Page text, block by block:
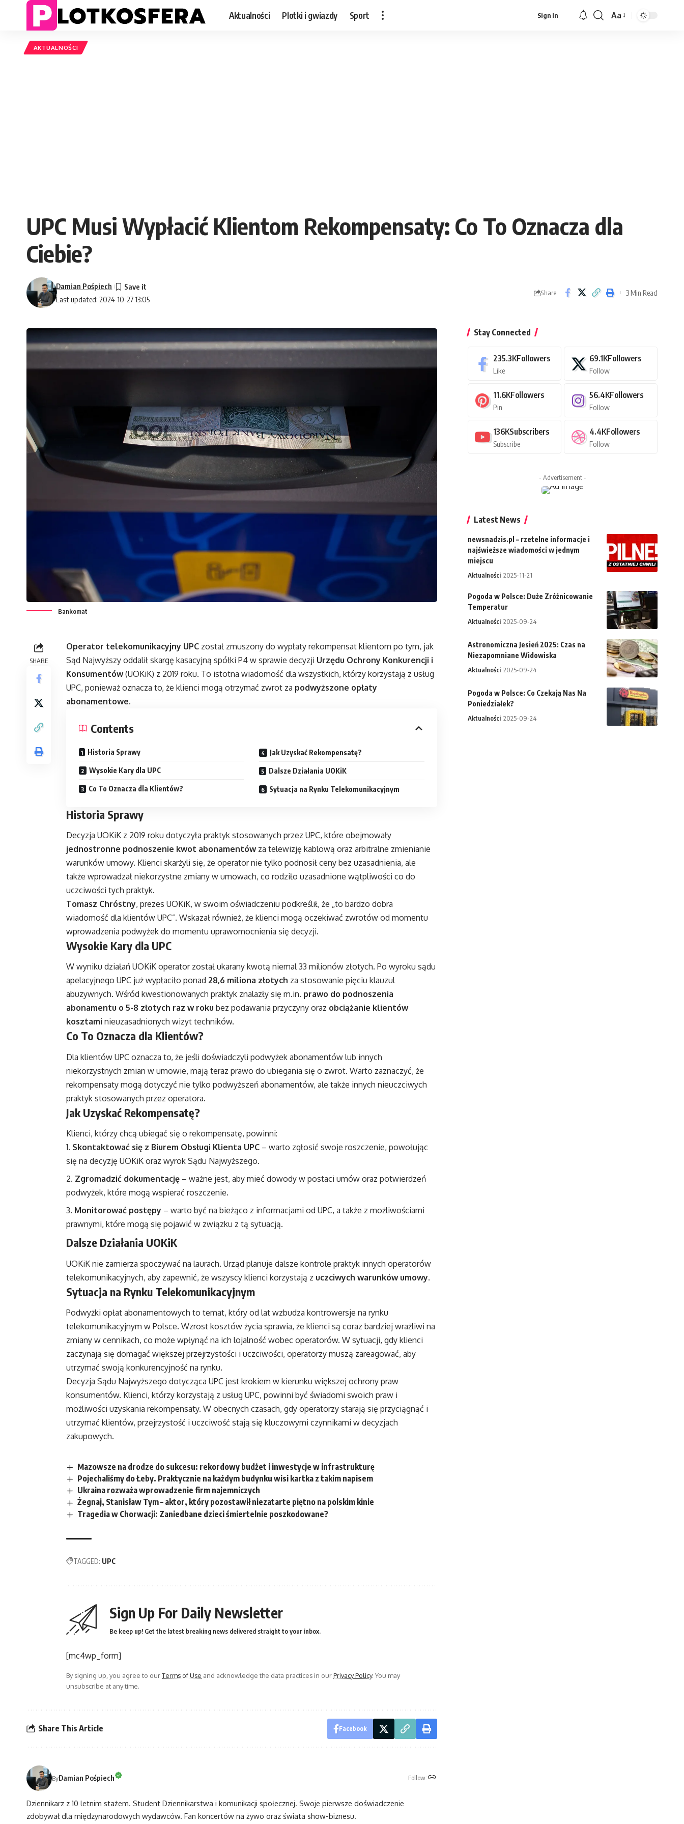
Aktualności Plotki i gwiazdy Sport Sign In
Font
Aa
AKTUALNOŚCI
UPC Musi Wypłacić Klientom Rekompensaty: Co To Oznacza dla
Ciebie?
Last updated: 2024-10-27 13:05
Damian Pośpiech
Share 3 Min Read
Bankomat
SHARE
Operator telekomunikacyjny UPC został zmuszony do wypłaty rekompensat klientom po tym, jak
Sąd Najwyższy oddalił skargę kasacyjną spółki P4 w sprawie decyzji Urzędu Ochrony Konkurencji i
Konsumentów(UOKiK) z 2019 roku. To istotna wiadomość dla wszystkich, którzy korzystają z usług
UPC, ponieważ oznacza to, że klienci mogą otrzymać zwrot za podwyższone opłaty
abonamentowe.
Contents
Historia Sprawy
Wysokie Kary dla UPC
Co To Oznacza dla Klientów?
Jak Uzyskać Rekompensatę?
Dalsze Działania UOKiK
Sytuacja na Rynku Telekomunikacyjnym
Historia Sprawy
Decyzja UOKiK z 2019 roku dotyczyła praktyk stosowanych przez UPC, które obejmowały
jednostronne podnoszenie kwot abonamentówza telewizję kablową oraz arbitralne zmienianie
warunków umowy. Klienci skarżyli się, że operator nie tylko podnosił ceny bez uzasadnienia, ale
także wprowadzał niekorzystne zmiany w umowach, co rodziło uzasadnione wątpliwości co do
uczciwości tych praktyk.
Tomasz Chróstny, prezes UOKiK, w swoim oświadczeniu podkreślił, że „to bardzo dobra
wiadomość dla klientów UPC”. Wskazał również, że klienci mogą oczekiwać zwrotów od momentu
wprowadzenia podwyżek do momentu uprawomocnienia się decyzji.
Wysokie Kary dla UPC
W wyniku działań UOKiK operator został ukarany kwotą niemal 33 milionów złotych. Po wyroku sądu
apelacyjnego UPC już wypłaciło ponad 28,6 miliona złotych za stosowanie pięciu klauzul
abuzywnych. Wśród kwestionowanych praktyk znalazły się m.in. prawo do podnoszenia
abonamentu o 5-8 złotych raz w roku bez podawania przyczyny oraz obciążanie klientów
kosztami nieuzasadnionych wizyt techników.
Co To Oznacza dla Klientów?
Dla klientów UPC oznacza to, że jeśli doświadczyli podwyżek abonamentów lub innych
niekorzystnych zmian w umowie, mają teraz prawo do ubiegania się o zwrot. Warto zaznaczyć, że
rekompensaty mogą dotyczyć nie tylko podwyższeń abonamentów, ale także innych nieuczciwych
praktyk stosowanych przez operatora.
Jak Uzyskać Rekompensatę?
Klienci, którzy chcą ubiegać się o rekompensatę, powinni:
Skontaktować się z Biurem Obsługi Klienta UPC – warto zgłosić swoje roszczenie, powołując
się na decyzję UOKiK oraz wyrok Sądu Najwyższego.
Zgromadzić dokumentację – ważne jest, aby mieć dowody w postaci umów oraz potwierdzeń
podwyżek, które mogą wspierać roszczenie.
Monitorować postępy – warto być na bieżąco z informacjami od UPC, a także z możliwościami
prawnymi, które mogą się pojawić w związku z tą sytuacją.
Dalsze Działania UOKiK
UOKiK nie zamierza spoczywać na laurach. Urząd planuje dalsze kontrole praktyk innych operatorów
telekomunikacyjnych, aby zapewnić, że wszyscy klienci korzystają z uczciwych warunków umowy.
Sytuacja na Rynku Telekomunikacyjnym
Podwyżki opłat abonamentowych to temat, który od lat wzbudza kontrowersje na rynku
telekomunikacyjnym w Polsce. Wzrost kosztów życia sprawia, że klienci są coraz bardziej wrażliwi na
zmiany w cennikach, co może wpłynąć na ich lojalność wobec operatorów. W sytuacji, gdy klienci
zaczynają się domagać większej przejrzystości i uczciwości, operatorzy muszą zareagować, aby
utrzymać swoją konkurencyjność na rynku.
Decyzja Sądu Najwyższego dotycząca UPC jest krokiem w kierunku większej ochrony praw
konsumentów. Klienci, którzy korzystają z usług UPC, powinni być świadomi swoich praw i
możliwości uzyskania rekompensaty. W obecnych czasach, gdy operatorzy starają się przyciągnąć i
utrzymać klientów, przejrzystość i uczciwość stają się kluczowymi czynnikami w decyzjach
zakupowych.
Mazowsze na drodze do sukcesu: rekordowy budżet i inwestycje w infrastrukturę
Pojechaliśmy do Łeby. Praktycznie na każdym budynku wisi kartka z takim napisem
Ukraina rozważa wprowadzenie firm najemniczych
Żegnaj, Stanisław Tym – aktor, który pozostawił niezatarte piętno na polskim kinie
Tragedia w Chorwacji: Zaniedbane dzieci śmiertelnie poszkodowane?
TAGGED: UPC
Sign Up For Daily Newsletter
Be keep up! Get the latest breaking news delivered straight to your inbox.
[mc4wp_form]
By signing up, you agree to ourTerms of Use and acknowledge the data practices in ourPrivacy Policy. You may
unsubscribe at any time.
Share This Article Facebook
ByDamian Pośpiech Follow:
Dziennikarz z 10 letnim stażem. Student Dziennikarstwa i komunikacji społecznej. Swoje pierwsze doświadczenie
zdobywał dla międzynarodowych wydawców. Fan koncertów na żywo oraz świata show-biznesu.
Stay Connected
235.3KFollowers
Like
69.1KFollowers
Follow
11.6KFollowers
Pin
56.4KFollowers
Follow
136KSubscribers
Subscribe
4.4KFollowers
Follow
- Advertisement -
Latest News
newsnadzis.pl – rzetelne informacje i
najświeższe wiadomości w jednym
miejscu
Aktualności 2025-11-21
Pogoda w Polsce: Duże Zróżnicowanie
Temperatur
Aktualności 2025-09-24
Astronomiczna Jesień 2025: Czas na
Niezapomniane Widowiska
Aktualności 2025-09-24
Pogoda w Polsce: Co Czekają Nas Na
Poniedziałek?
Aktualności 2025-09-24